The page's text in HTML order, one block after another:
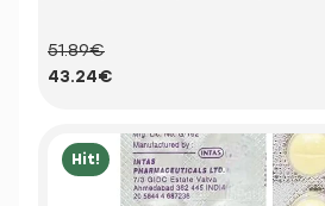
51.89€
43.24€
Hit!